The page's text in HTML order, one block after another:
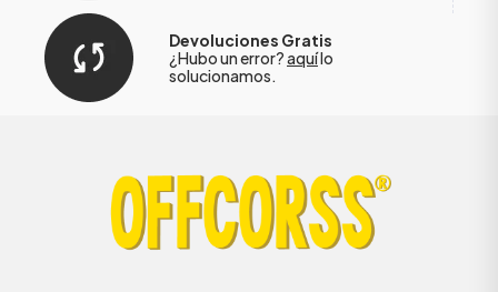
Devoluciones Gratis
¿Hubo un error?aquílo
solucionamos.